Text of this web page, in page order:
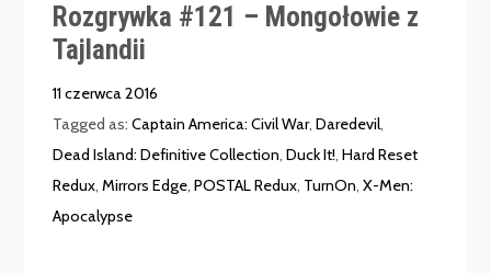
Rozgrywka #121 – Mongołowie z
Tajlandii
11 czerwca 2016
Tagged as:Captain America: Civil War,Daredevil,
Dead Island: Definitive Collection,Duck It!,Hard Reset
Redux,Mirrors Edge,POSTAL Redux, TurnOn,X-Men:
Apocalypse